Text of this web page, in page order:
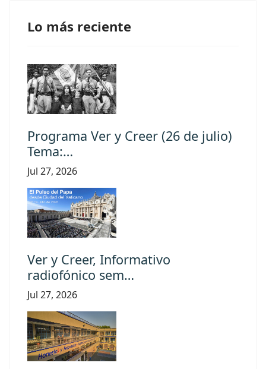
Lo más reciente
Programa Ver y Creer (26 de julio)
Tema:…
Jul 27, 2026
Ver y Creer, Informativo
radiofónico sem…
Jul 27, 2026